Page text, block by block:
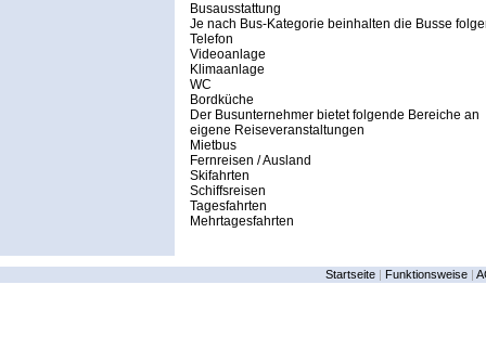
Busausstattung
Je nach Bus-Kategorie beinhalten die Busse
Telefon
Videoanlage
Klimaanlage
WC
Bordküche
Der Busunternehmer bietet folgende Bereiche an
eigene Reiseveranstaltungen
Mietbus
Fernreisen / Ausland
Skifahrten
Schiffsreisen
Tagesfahrten
Mehrtagesfahrten
Startseite | Funktionsweise |